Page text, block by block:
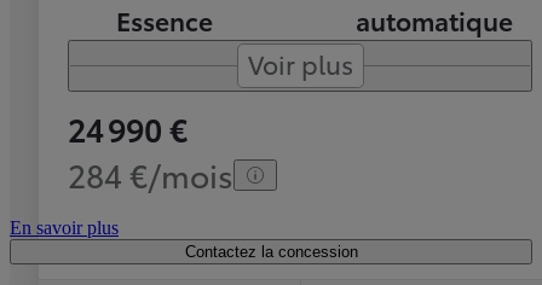
Essence
automatique
Voir plus
24 990 €
284 €/mois
En savoir plus
Contactez la concession